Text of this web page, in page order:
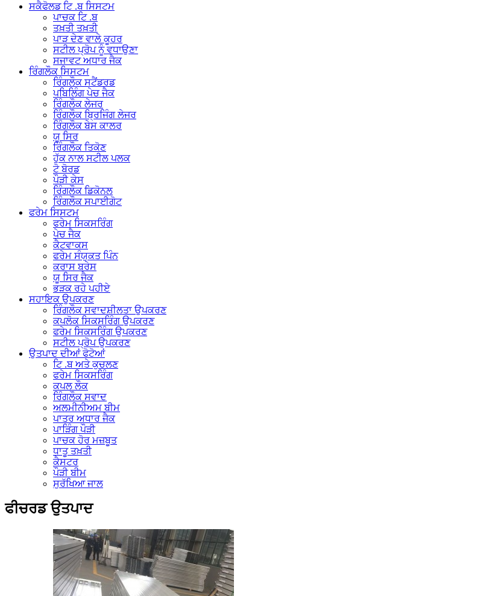
ਸਕੈਫੋਲਡ ਟਿ .ਬ ਸਿਸਟਮ
ਪਾਚਕ ਟਿ .ਬ
ਤਖ਼ਤੀ ਤਖ਼ਤੀ
ਪਾੜ ਦੇਣ ਵਾਲੇ ਕੂਹਰ
ਸਟੀਲ ਪ੍ਰੋਪ ਨੂੰ ਵਧਾਉਣਾ
ਸਜਾਵਟ ਅਧਾਰ ਜੈਕ
ਰਿੰਗਲੌਕ ਸਿਸਟਮ
ਰਿੰਗਲੌਕ ਸਟੈਂਡਰਡ
ਪਬਿਲਿੰਗ ਪੇਚ ਜੈਕ
ਰਿੰਗਲੌਕ ਲੇਜਰ
ਰਿੰਗਲੌਕ ਬ੍ਰਿਜਿੰਗ ਲੇਜਰ
ਰਿੰਗਲੌਕ ਬੇਸ ਕਾਲਰ
ਯੂ ਸਿਰ
ਰਿੰਗਲੌਕ ਤਿਕੋਣ
ਹੁੱਕ ਨਾਲ ਸਟੀਲ ਪਲਕ
ਟੋ ਬੋਰਡ
ਪੌੜੀ ਕੇਸ
ਰਿੰਗਲੌਕ ਡਿਕੋਨਲ
ਰਿੰਗਲੌਕ ਸਪਾਈਗੋਟ
ਫਰੇਮ ਸਿਸਟਮ
ਫਰੇਮ ਸਿਕਸਰਿੰਗ
ਪੇਚ ਜੈਕ
ਕੈਟਵਾਕਸ
ਫਰੇਮ ਸੰਯੁਕਤ ਪਿੰਨ
ਕਰਾਸ ਬਰੇਸ
ਯੂ ਸਿਰ ਜੈਕ
ਭੜਕ ਰਹੇ ਪਹੀਏ
ਸਹਾਇਕ ਉਪਕਰਣ
ਰਿੰਗਲੌਕ ਸਵਾਦਸ਼ੀਲਤਾ ਉਪਕਰਣ
ਕਪਲੋਕ ਸਿਕਸਰਿੰਗ ਉਪਕਰਣ
ਫਰੇਮ ਸਿਕਸਰਿੰਗ ਉਪਕਰਣ
ਸਟੀਲ ਪ੍ਰੋਪ ਉਪਕਰਣ
ਉਤਪਾਦ ਦੀਆਂ ਫੋਟੋਆਂ
ਟਿ .ਬ ਅਤੇ ਕੁਚਲਣ
ਫਰੇਮ ਸਿਕਸਰਿੰਗ
ਕਪਲ ਲੌਕ
ਰਿੰਗਲੌਕ ਸਵਾਦ
ਅਲਮੀਨੀਅਮ ਬੀਮ
ਪਾਤਰ ਅਧਾਰ ਜੈਕ
ਪਾੜਿੰਗ ਪੌੜੀ
ਪਾਚਕ ਹੋਰ ਮਜ਼ਬੂਤ
ਧਾਤੂ ਤਖ਼ਤੀ
ਕੈਸਟਰ
ਪੌੜੀ ਬੀਮ
ਸੁਰੱਖਿਆ ਜਾਲ
ਫੀਚਰਡ ਉਤਪਾਦ